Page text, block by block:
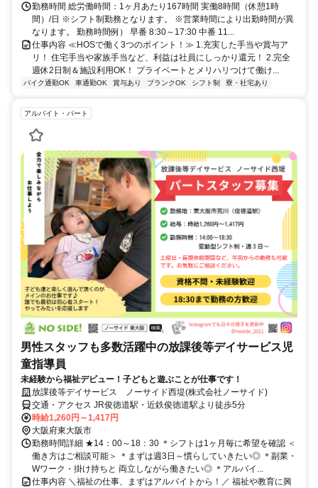
勤務時間 総労働時間：1ヶ月あたり167時間 実働8時間（休憩1時
間）/日 ※シフト制勤務となります。 ※営業時間により出勤時間が異
なります。 勤務時間例） 早番 8:30～17:30 中番 11...
仕事内容 ≪HOSで働く3つのポイント！≫ 1.充実した手当や賞与ア
リ！ 住宅手当や家族手当など、利益は社員にしっかり還元！ 2.完全
週休2日制＆施設利用OK！ プライベートとメリハリつけて働け...
バイク通勤OK 車通勤OK 賞与あり ブランクOK シフト制 寮・社宅あり
アルバイト・パート
男性スタッフも多数活躍中の放課後等デイサービス児
童指導員
未経験から福祉デビュー！子どもと遊ぶことが仕事です！
放課後等デイサービス ノーサイド西堤(株式会社ノーサイド)
交通・アクセス JR俊徳道駅・近鉄俊徳道駅より徒歩5分
時給1,260円～1,417円
大阪府東大阪市
勤務時間詳細 ★14：00～18：30 ＊シフトは1ヶ月毎に希望を確認 ＜
働き方はご相談可能＞ ＊まずは週3日～慣らしていきたい◎ ＊副業・
Wワーク・掛け持ちと 両立しながら働きたい◎ ＊アルバイ...
仕事内容 ＼福祉の仕事、まずはアルバイトから！／ 福祉や教育に興